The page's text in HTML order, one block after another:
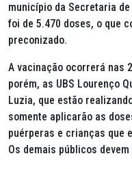
município da Secretaria
foi de 5.470 doses, o que
preconizado.
A vacinação ocorrerá nas
porém, as UBS Lourenço
Luzia, que estão
somente aplicarão as
puérperas e crianças que
Os demais públicos